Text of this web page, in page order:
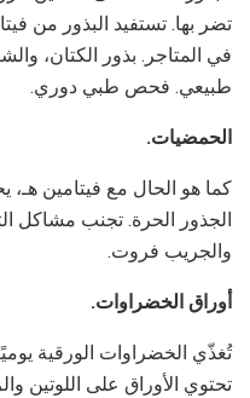
في المتاجر. بذور الكتان،
طبيعي. فحص طبي دوري.
الحمضيات.
كما هو الحال مع فيتامين
الجذور الحرة. تجنب مشاكل
والجريب فروت.
أوراق الخضراوات.
تُغذّي الخضراوات الورقية يوميًا
تحتوي الأوراق على اللوتين